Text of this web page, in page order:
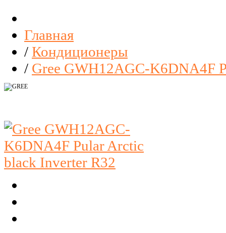
Главная
/ Кондиционеры
/ Gree GWH12AGC-K6DNA4F